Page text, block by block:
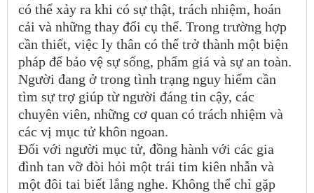
có thể xảy ra khi có sự thật, trách nhiệm, hoán
cải và những thay đổi cụ thể. Trong trường hợp
cần thiết, việc ly thân có thể trở thành một biện
pháp để bảo vệ sự sống, phẩm giá và sự an toàn.
Người đang ở trong tình trạng nguy hiểm cần
tìm sự trợ giúp từ người đáng tin cậy, các
chuyên viên, những cơ quan có trách nhiệm và
các vị mục tử khôn ngoan.
Đối với người mục tử, đồng hành với các gia
đình tan vỡ đòi hỏi một trái tim kiên nhẫn và
một đôi tai biết lắng nghe. Không thể chỉ gặp